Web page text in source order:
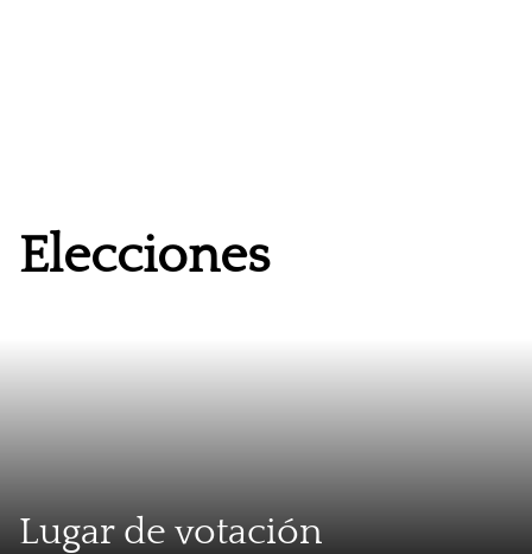
Elecciones
Lugar de votación